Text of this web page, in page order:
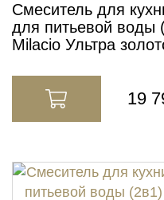
Смеситель для
для питьевой воды
Milacio Ультра
19